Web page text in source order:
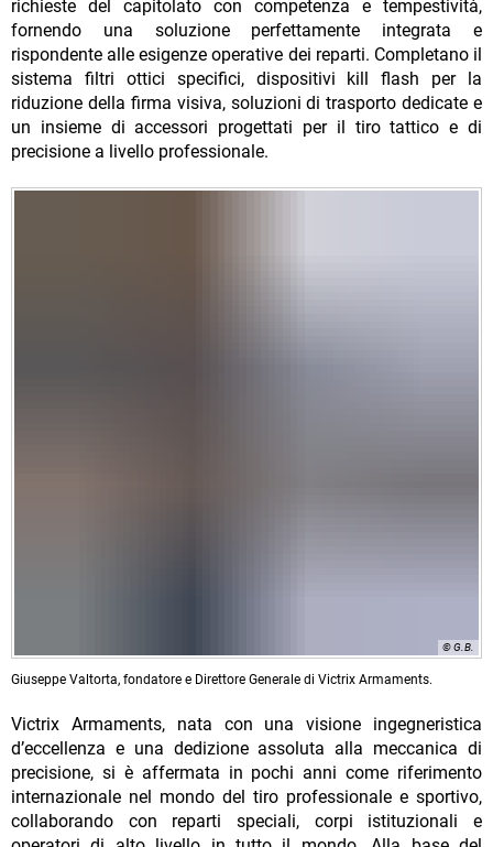
richieste del capitolato con competenza e tempestività,
fornendo una soluzione perfettamente integrata e
rispondente alle esigenze operative dei reparti. Completano il
sistema filtri ottici specifici, dispositivi kill flash per la
riduzione della firma visiva, soluzioni di trasporto dedicate e
un insieme di accessori progettati per il tiro tattico e di
precisione a livello professionale.
© G.B.
Giuseppe Valtorta, fondatore e Direttore Generale di Victrix Armaments.
Victrix Armaments, nata con una visione ingegneristica
d’eccellenza e una dedizione assoluta alla meccanica di
precisione, si è affermata in pochi anni come riferimento
internazionale nel mondo del tiro professionale e sportivo,
collaborando con reparti speciali, corpi istituzionali e